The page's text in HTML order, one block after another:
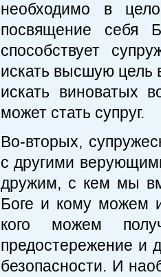
необходимо в
посвящение себя
способствует
искать высшую цель
искать виноватых
может стать супруг.
Во-вторых,
с другими
дружим, с кем мы
Боге и кому можем
кого можем
предостережение и
безопасности. И